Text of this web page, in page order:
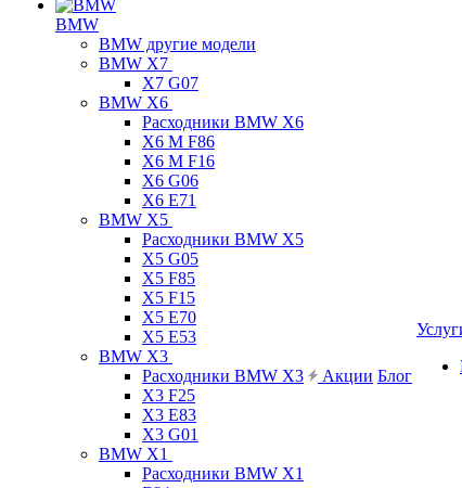
BMW
BMW другие модели
BMW X7
X7 G07
BMW X6
Расходники BMW X6
X6 M F86
X6 M F16
X6 G06
X6 E71
BMW X5
Расходники BMW X5
X5 G05
X5 F85
X5 F15
X5 E70
X5 E53
BMW X3
Расходники BMW X3
X3 F25
X3 E83
X3 G01
BMW X1
Расходники BMW X1
Акции Блог